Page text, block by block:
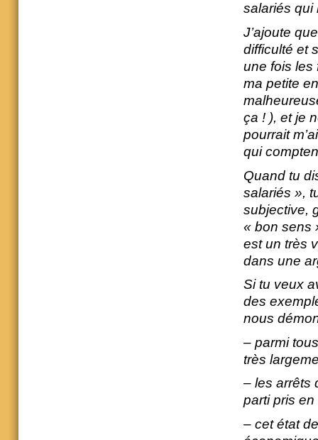
salariés qui
J’ajoute
difficulté et
une fois les
ma petite
ça ! ), et je
pourrait
qui
Quand tu
salariés »,
subjective,
« bon sens
est un très
dans une
Si tu veux
des
nous
– parmi
très
– les arrêts
parti pris
– cet état